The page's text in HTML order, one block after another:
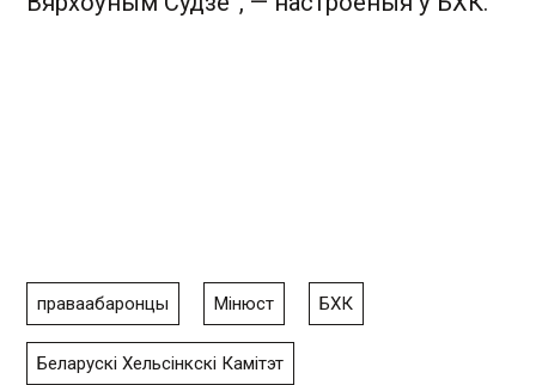
праваабаронцы Мінюст БХК
Беларускі Хельсінкскі Камітэт